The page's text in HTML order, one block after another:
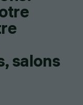
salons